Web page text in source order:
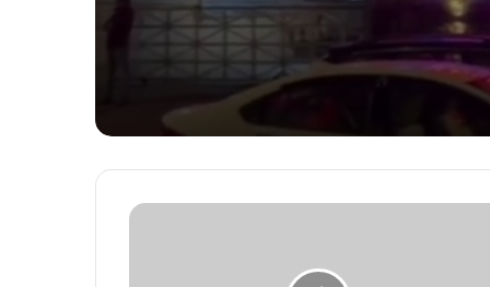
Asia अस्पताल में भर्ती